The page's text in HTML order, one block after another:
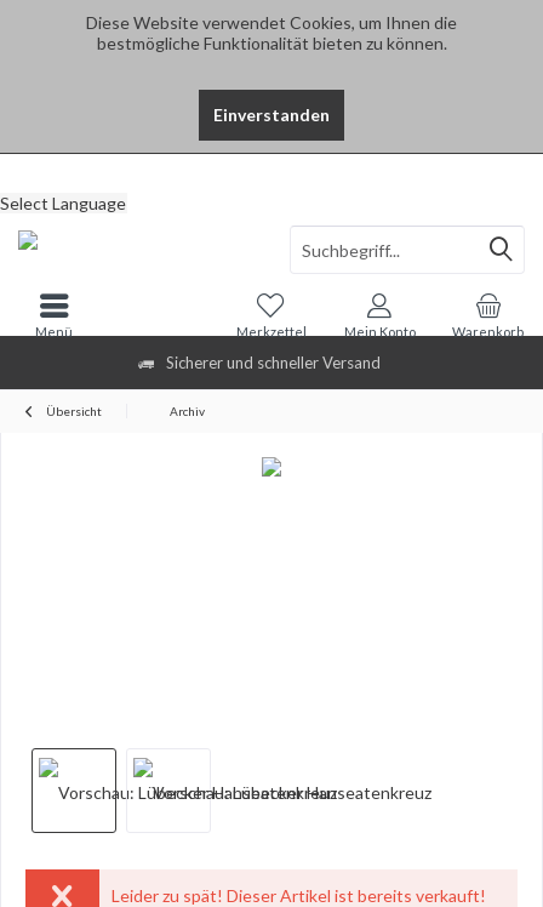
Diese Website verwendet Cookies, um Ihnen die
bestmögliche Funktionalität bieten zu können.
Einverstanden
Sicherer und schneller Versand
Select Language
Warenkorb
Merkzettel Mein Konto
Menü
Übersicht Archiv
Leider zu spät! Dieser Artikel ist bereits verkauft!